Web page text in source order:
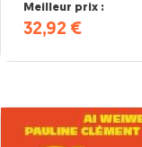
Meilleur prix :
32,92 €